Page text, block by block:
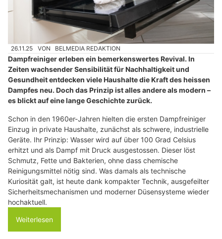
26.11.25 VON BELMEDIA REDAKTION
Dampfreiniger erleben ein bemerkenswertes Revival. In
Zeiten wachsender Sensibilität für Nachhaltigkeit und
Gesundheit entdecken viele Haushalte die Kraft des heissen
Dampfes neu. Doch das Prinzip ist alles andere als modern –
es blickt auf eine lange Geschichte zurück.
Schon in den 1960er-Jahren hielten die ersten Dampfreiniger
Einzug in private Haushalte, zunächst als schwere, industrielle
Geräte. Ihr Prinzip: Wasser wird auf über 100 Grad Celsius
erhitzt und als Dampf mit Druck ausgestossen. Dieser löst
Schmutz, Fette und Bakterien, ohne dass chemische
Reinigungsmittel nötig sind. Was damals als technische
Kuriosität galt, ist heute dank kompakter Technik, ausgefeilter
Sicherheitsmechanismen und moderner Düsensysteme wieder
hochaktuell.
Weiterlesen